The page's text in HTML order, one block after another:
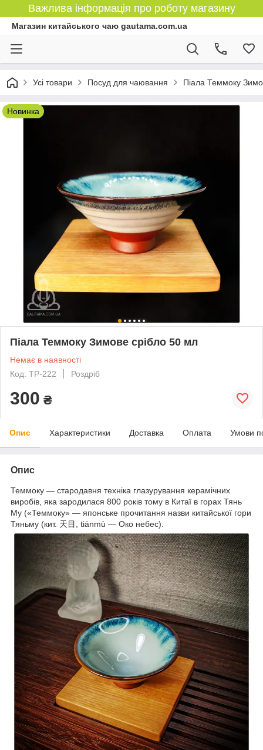
Важлива інформація про роботу магазину
Магазин китайського чаю gautama.com.ua
Усі товари Посуд для чаювання Піала Теммоку
Новинка
Піала Теммоку Зимове срібло 50 мл
Немає в наявності
Код: TP-222
Роздріб
300 ₴
Опис Характеристики Доставка Оплата Умови
Опис
Теммоку — стародавня техніка глазурування керамічних
виробів, яка зародилася 800 років тому в Китаї в горах Тянь
Му («Теммоку» — японське прочитання назви китайської гори
Тяньму (кит. 天目, tiānmù — Око небес).